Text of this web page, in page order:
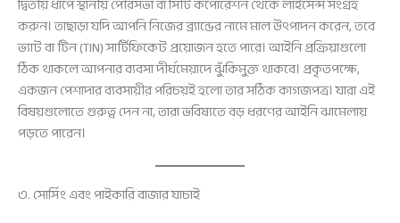
দ্বিতীয় ধাপে স্থানীয় পৌরসভা বা সিটি কর্পোরেশন থেকে লাইসেন্স সংগ্রহ
করুন। তাছাড়া যদি আপনি নিজের ব্র্যান্ডের নামে মাল উৎপাদন করেন, তবে
ভ্যাট বা টিন (TIN) সার্টিফিকেট প্রয়োজন হতে পারে। আইনি প্রক্রিয়াগুলো
ঠিক থাকলে আপনার ব্যবসা দীর্ঘমেয়াদে ঝুঁকিমুক্ত থাকবে। প্রকৃতপক্ষে,
একজন পেশাদার ব্যবসায়ীর পরিচয়ই হলো তার সঠিক কাগজপত্র। যারা এই
বিষয়গুলোতে গুরুত্ব দেন না, তারা ভবিষ্যতে বড় ধরণের আইনি ঝামেলায়
পড়তে পারেন।
৩. সোর্সিং এবং পাইকারি বাজার যাচাই